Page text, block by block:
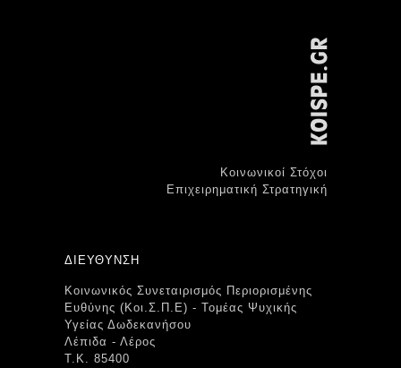
Κοινωνικοί Στόχοι
Επιχειρηματική Στρατηγική
ΔΙΕΥΘΥΝΣΗ
Κοινωνικός Συνεταιρισμός Περιορισμένης
Ευθύνης (Κοι.Σ.Π.Ε) - Τομέας Ψυχικής
Υγείας Δωδεκανήσου
Λέπιδα - Λέρος
Τ.Κ. 85400